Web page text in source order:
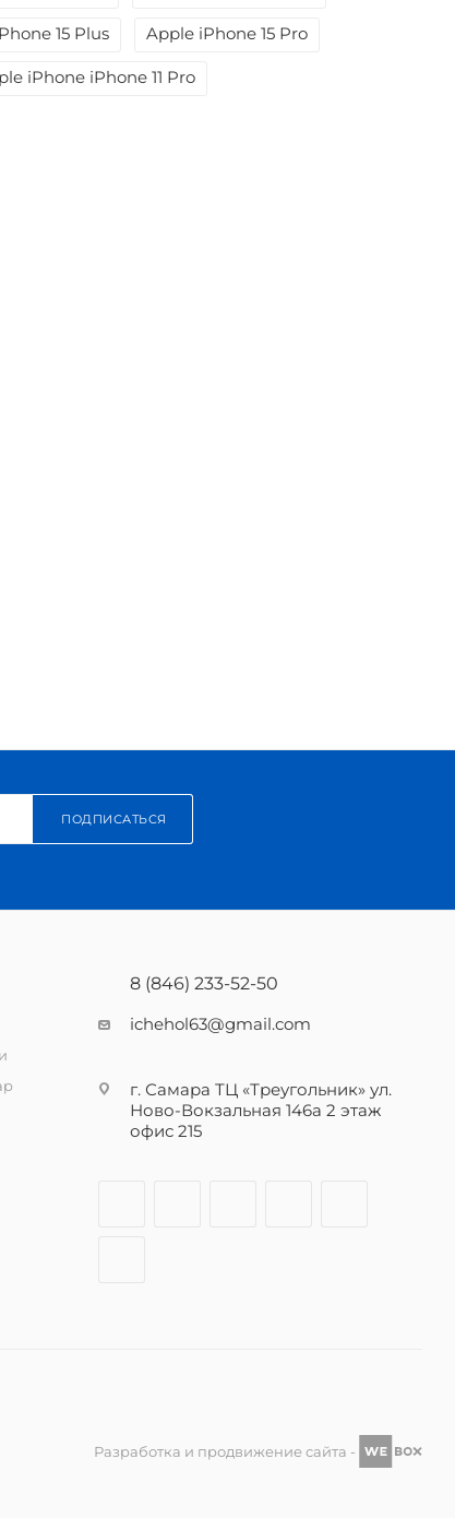
15 Plus Apple iPhone 15 Pro
iPhone iPhone 11 Pro
ПОДПИСАТЬСЯ
8 (846) 233-52-50
ichehol63@gmail.com
г. Самара ТЦ «Треугольник» ул.
Ново-Вокзальная 146а 2 этаж
офис 215
Разработка и продвижение сайта -